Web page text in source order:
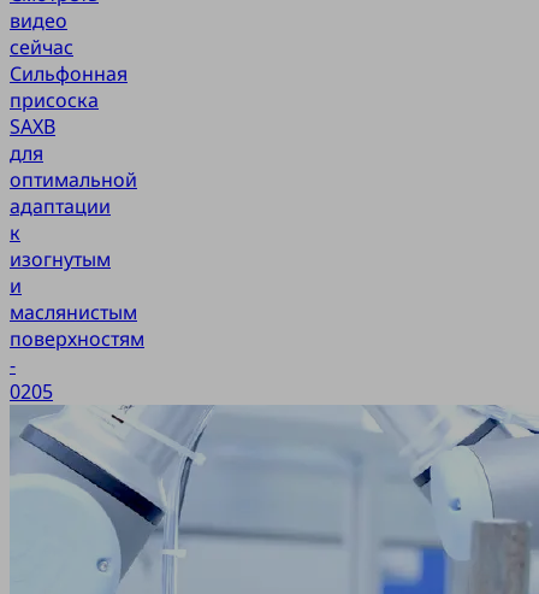
видео
сейчас
Сильфонная
присоска
SAXB
для
оптимальной
адаптации
к
изогнутым
и
маслянистым
поверхностям
-
0205